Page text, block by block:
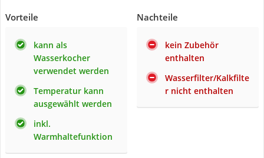
Vorteile
kann als
Wasserkocher
verwendet werden
Temperatur kann
ausgewählt werden
inkl.
Warmhaltefunktion
Nachteile
kein Zubehör
enthalten
Wasserfilter/Kalkfilte
r nicht enthalten